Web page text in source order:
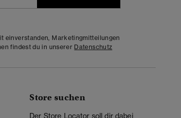
einverstanden, Marketingmitteilungen
findest du in unserer Datenschutz
Store suchen
Der Store Locator soll dir dabei